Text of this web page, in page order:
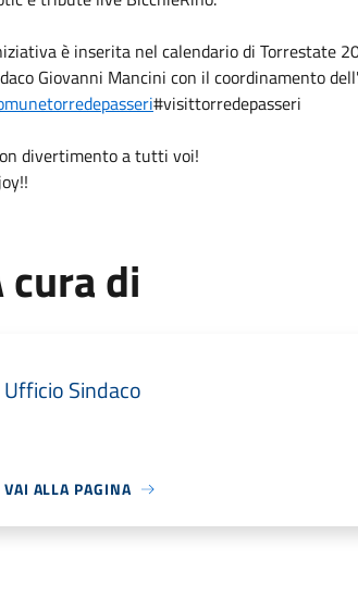
è inserita nel calendario di Torrestate
Giovanni Mancini con il coordinamento
#visittorredepasseri
divertimento a tutti voi!
cura di
Ufficio Sindaco
VAI ALLA PAGINA